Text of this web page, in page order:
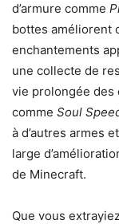
d’armure comme
bottes améliorent
enchantements
une collecte de
vie prolongée des
comme Soul
à d’autres armes
large
de Minecraft.
Que vous